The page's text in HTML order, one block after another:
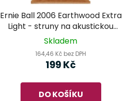
Ernie Ball 2006 Earthwood Extra
Light - struny na akustickou
kytaru
Skladem
164,46 Kč bez DPH
199 Kč
DO KOŠÍKU